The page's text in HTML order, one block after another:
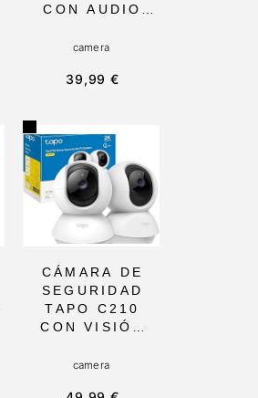
CON AUDIO
L Y VISIÓN
MEJORADA,
PARA
MONITOREO
DE BEBÉ Y
MASCOTAS,
CON
NOTIFICACION
ES PUSH
camera
39,99 €
CÁMARA DE
SEGURIDAD
TAPO C210
CON VISIÓN
AVANZADA Y
camera